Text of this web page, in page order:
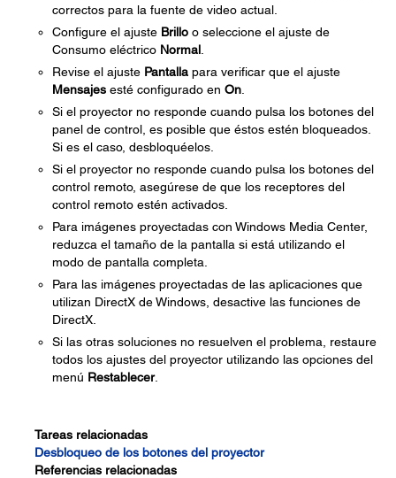
correctos para la fuente de video actual.
Configure el ajuste Brillo o seleccione el ajuste de
Consumo eléctrico Normal
Revise el ajuste Pantalla para verificar que el ajuste
Mensajes esté configurado en On
Si el proyector no responde cuando pulsa los botones del
panel de control, es posible que éstos estén bloqueados.
Si es el caso, desbloquéelos.
Si el proyector no responde cuando pulsa los botones del
control remoto, asegúrese de que los receptores del
control remoto estén activados.
Para imágenes proyectadas con Windows Media Center,
reduzca el tamaño de la pantalla si está utilizando el
modo de pantalla completa.
Para las imágenes proyectadas de las aplicaciones que
utilizan DirectX de Windows, desactive las funciones de
DirectX.
Si las otras soluciones no resuelven el problema, restaure
todos los ajustes del proyector utilizando las opciones del
menú Restablecer.
Tareas relacionadas
Desbloqueo de los botones del proyector
Referencias relacionadas